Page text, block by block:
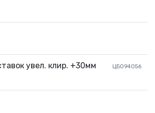
увел. клир. +30мм
ЦБ094056